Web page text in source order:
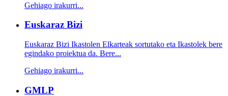
Gehiago irakurri...
Euskaraz Bizi
Euskaraz Bizi Ikastolen Elkarteak sortutako eta Ikastolek bere
egindako proiektua da. Bere...
Gehiago irakurri...
GMLP